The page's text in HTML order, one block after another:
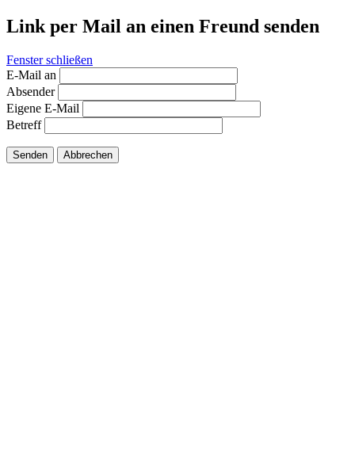
Link per Mail an einen Freund senden
Fenster schließen
E-Mail an
Absender
Eigene E-Mail
Betreff
Senden Abbrechen